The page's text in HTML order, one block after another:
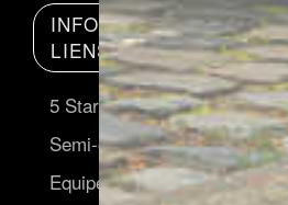
INFORMATIONS
LIENS UTILES
5 Stars: évaluations
Semi-conducteurs
Equipe